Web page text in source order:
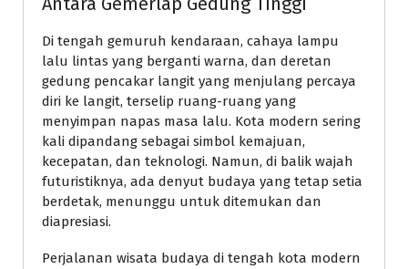
Di tengah gemuruh kendaraan, cahaya lampu
lalu lintas yang berganti warna, dan deretan
gedung pencakar langit yang menjulang percaya
diri ke langit, terselip ruang-ruang yang
menyimpan napas masa lalu. Kota modern sering
kali dipandang sebagai simbol kemajuan,
kecepatan, dan teknologi. Namun, di balik wajah
futuristiknya, ada denyut budaya yang tetap setia
berdetak, menunggu untuk ditemukan dan
diapresiasi.
Perjalanan wisata budaya di tengah kota modern